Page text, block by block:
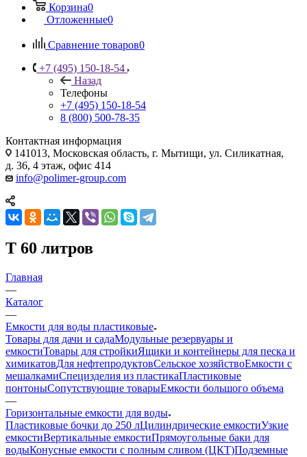
Корзина0
Отложенные0
Сравнение товаров0
+7 (495) 150-18-54
Назад
Телефоны
+7 (495) 150-18-54
8 (800) 500-78-35
Контактная информация
141013, Московская область, г. Мытищи, ул. Силикатная,
д. 36, 4 этаж, офис 414
info@polimer-group.com
T 60 литров
Главная
—
Каталог
—
Емкости для воды пластиковые
Товары для дачи и садаМодульные резервуары и
емкостиТовары для стройкиЯщики и контейнеры для песка и
химикатовДля нефтепродуктовСельское хозяйствоЕмкости с
мешалкамиСпецизделия из пластикаПластиковые
понтоныСопутствующие товарыЕмкости большого объема
—
Горизонтальные емкости для воды
Пластиковые бочки до 250 лЦилиндрические емкостиУзкие
емкостиВертикальные емкостиПрямоугольные баки для
водыКонусные емкости с полным сливом (ЦКТ)Подземные